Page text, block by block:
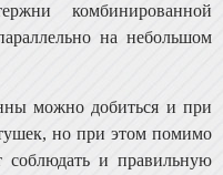
комби­нированной
на небольшом
можно добиться и при
но при этом помимо
соблюдать и правильную